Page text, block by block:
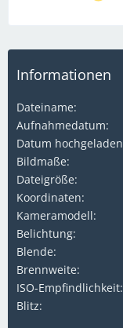
Informationen
Dateiname
Aufnahmedatum
Datum hochgeladen
Bildmaße
Dateigröße
Koordinaten
Kameramodell
Belichtung
Blende
Brennweite
ISO-Empfindlichkeit
Blitz